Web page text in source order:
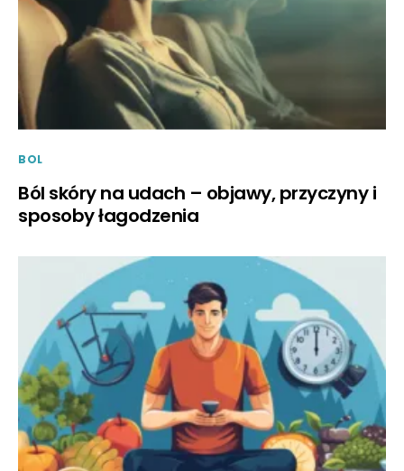
BOL
Ból skóry na udach – objawy, przyczyny i
sposoby łagodzenia